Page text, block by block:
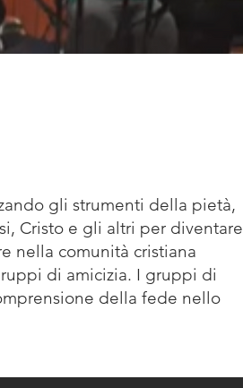
gli strumenti della pietà,
Cristo e gli altri per diventare
nella comunità cristiana
di amicizia. I gruppi di
della fede nello